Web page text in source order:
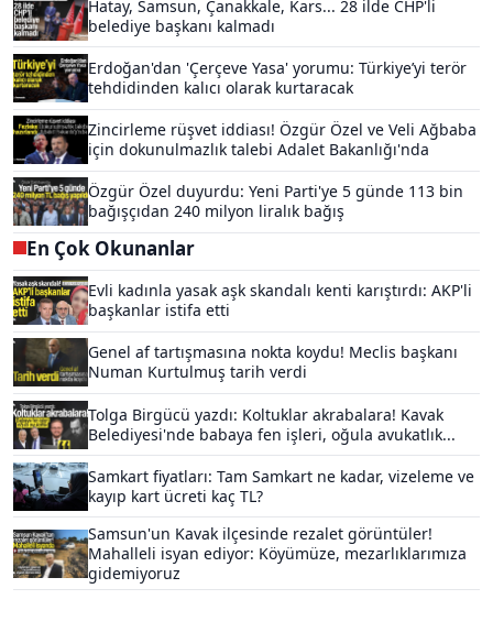
Hatay, Samsun, Çanakkale, Kars... 28 ilde CHP'li
belediye başkanı kalmadı
Erdoğan'dan 'Çerçeve Yasa' yorumu: Türkiye’yi terör
tehdidinden kalıcı olarak kurtaracak
Zincirleme rüşvet iddiası! Özgür Özel ve Veli Ağbaba
için dokunulmazlık talebi Adalet Bakanlığı'nda
Özgür Özel duyurdu: Yeni Parti'ye 5 günde 113 bin
bağışçıdan 240 milyon liralık bağış
En Çok Okunanlar
Evli kadınla yasak aşk skandalı kenti karıştırdı: AKP'li
başkanlar istifa etti
Genel af tartışmasına nokta koydu! Meclis başkanı
Numan Kurtulmuş tarih verdi
Tolga Birgücü yazdı: Koltuklar akrabalara! Kavak
Belediyesi'nde babaya fen işleri, oğula avukatlık...
Samkart fiyatları: Tam Samkart ne kadar, vizeleme ve
kayıp kart ücreti kaç TL?
Samsun'un Kavak ilçesinde rezalet görüntüler!
Mahalleli isyan ediyor: Köyümüze, mezarlıklarımıza
gidemiyoruz